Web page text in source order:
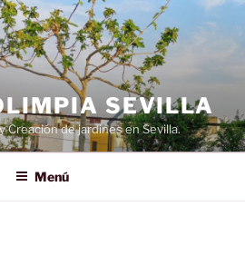
SEVILLA
Creación de jardines en Sevilla.
Menú